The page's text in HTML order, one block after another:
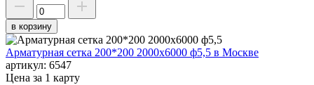
в корзину
Арматурная сетка 200*200 2000х6000 ф5,5 в Москве
артикул: 6547
Цена за 1 карту